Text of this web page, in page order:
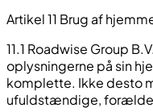
Artikel 11 Brug af
11.1 Roadwise Group
oplysningerne på sin
komplette. Ikke desto
ufuldstændige,